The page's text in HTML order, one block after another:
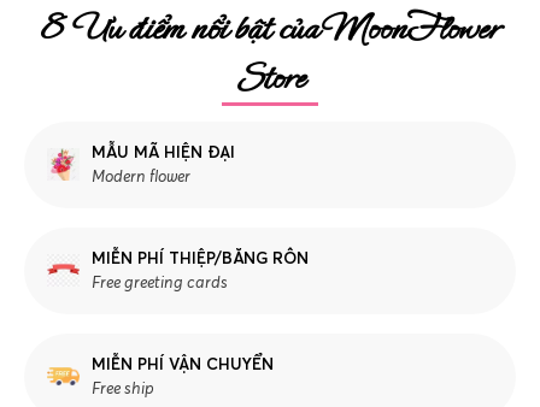
8 Ưu điểm nổi bật của MoonFlower
Store
MẪU MÃ HIỆN ĐẠI
Modern flower
MIỄN PHÍ THIỆP/BĂNG RÔN
Free greeting cards
MIỄN PHÍ VẬN CHUYỂN
Free ship